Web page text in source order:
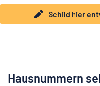
Industrie und Fertigung
Kennzeichnung
Schild hier
Hausnummern